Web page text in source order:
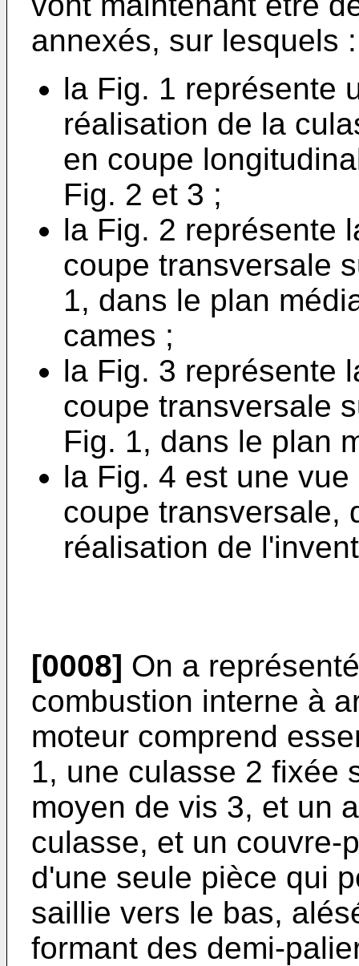
annexés, sur lesquels :
la Fig. 1 représente
réalisation de la
en coupe
Fig. 2 et 3 ;
la Fig. 2 représente
coupe transversale
1, dans le plan
cames ;
la Fig. 3 représente
coupe transversale
Fig. 1, dans le plan
la Fig. 4 est une
coupe transversale,
réalisation de
[0008] On a
combustion interne à
moteur comprend
1, une culasse 2 fixée
moyen de vis 3, et un
culasse, et un couvre-
d'une seule pièce qui
saillie vers le bas,
formant des demi-